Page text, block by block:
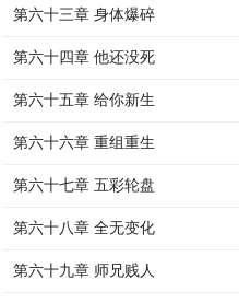
第六十三章 身体爆碎
第六十四章 他还没死
第六十五章 给你新生
第六十六章 重组重生
第六十七章 五彩轮盘
第六十八章 全无变化
第六十九章 师兄贱人